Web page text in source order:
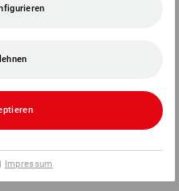
Impressum